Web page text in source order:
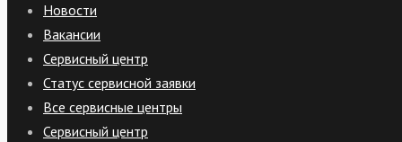
Новости
Вакансии
Сервисный центр
Статус сервисной заявки
Все сервисные центры
Сервисный центр